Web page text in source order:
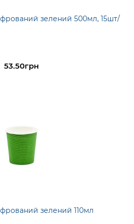
зелений 500мл, 15шт/
53.50грн
зелений 110мл